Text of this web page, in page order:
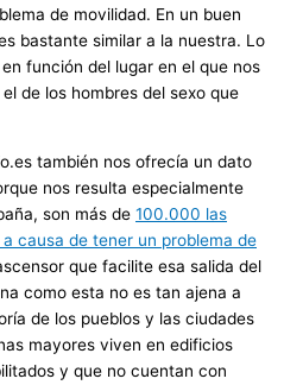
de movilidad. En un buen
bastante similar a la nuestra. Lo
función del lugar en el que nos
de los hombres del sexo que
también nos ofrecía un dato
nos resulta especialmente
son más de 100.000 las
causa de tener un problema de
que facilite esa salida del
como esta no es tan ajena a
de los pueblos y las ciudades
mayores viven en edificios
y que no cuentan con